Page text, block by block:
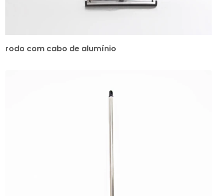
rodo com cabo de alumínio